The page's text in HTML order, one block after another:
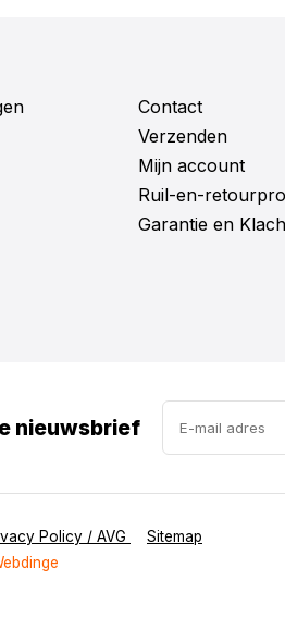
Contact
Verzenden
Mijn account
Ruil-en-
Garantie en
nieuwsbrief
Policy / AVG
Sitemap